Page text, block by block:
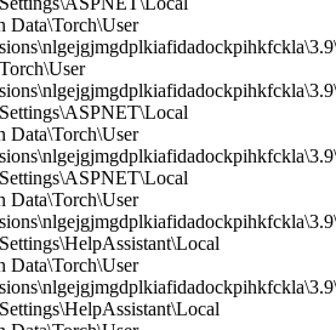
Data\Torch\User
Data\Torch\User
Data\Torch\User
Data\Torch\User